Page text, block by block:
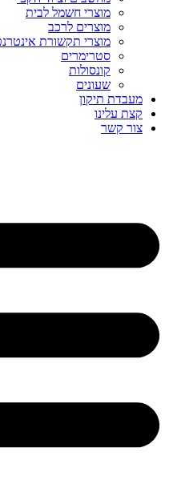
מוצרי חשמל לבית
מוצרים לרכב
מוצרי תקשורת אינטרנט
סטרימרים
קונסולות
שעונים
מעבדת תיקון
קצת עלינו
צור קשר